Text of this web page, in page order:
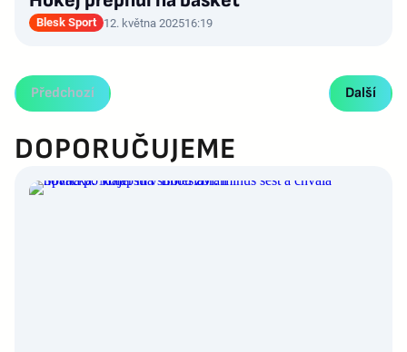
Blesk Sport 12. května 202516:19
Předchozí Další
DOPORUČUJEME